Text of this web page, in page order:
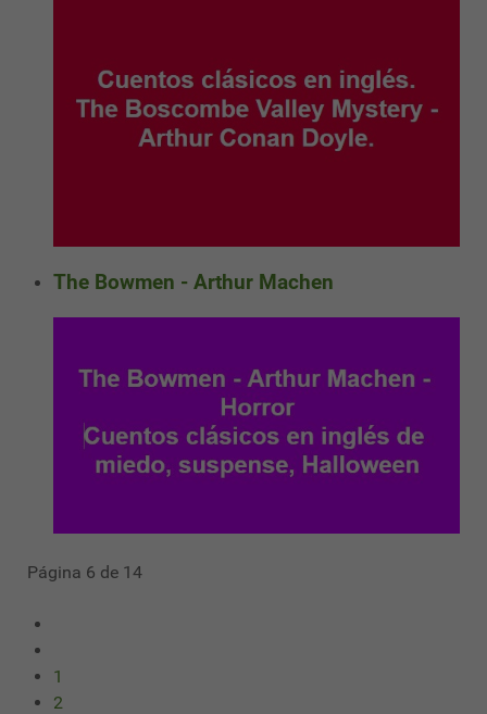
The Bowmen - Arthur Machen
Página 6 de 14
1
2